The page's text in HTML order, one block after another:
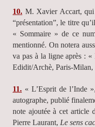
10. M. Xavier Accart, qui
“présentation”, le titre
« Sommaire » de ce
mentionné. On notera
va pas à la ligne après :
Edidit/Archè, Paris-Milan,
11. « L’Esprit de l’Inde
autographe, publié
note ajoutée à cet article
Pierre Laurant, Le sens